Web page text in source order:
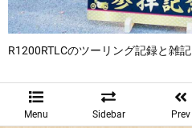
R1200RTLCのツーリング記録と雑記
Menu Sidebar Prev